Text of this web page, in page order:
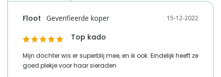
marktdeelnemer in de eu
15-12-2022
Floot
Top kado
Mijn dochter wis er superblij mee, en ik ook. Eindelijk heeft ze
goed plekje voor haar sieraden